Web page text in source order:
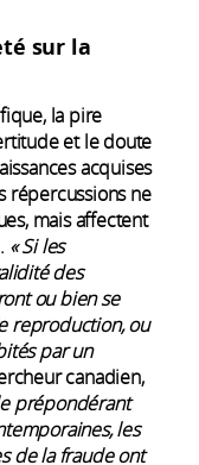
sur la
la pire
et le doute
acquises
répercussions ne
mais affectent
« Si les
des
ou bien se
reproduction, ou
par un
canadien,
prépondérant
les
de la fraude ont